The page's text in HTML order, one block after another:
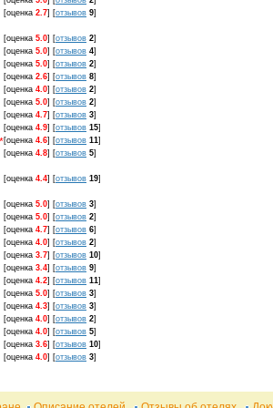
[оценка 2.7] [отзывов 9]
[оценка 5.0] [отзывов 2]
[оценка 5.0] [отзывов 4]
[оценка 5.0] [отзывов 2]
[оценка 2.6] [отзывов 8]
[оценка 4.0] [отзывов 2]
[оценка 5.0] [отзывов 2]
[оценка 4.7] [отзывов 3]
[оценка 4.9] [отзывов 15]
[оценка 4.6] [отзывов 11]
[оценка 4.8] [отзывов 5]
[оценка 4.4] [отзывов 19]
[оценка 5.0] [отзывов 3]
[оценка 5.0] [отзывов 2]
[оценка 4.7] [отзывов 6]
[оценка 4.0] [отзывов 2]
[оценка 3.7] [отзывов 10]
[оценка 3.4] [отзывов 9]
[оценка 4.2] [отзывов 11]
[оценка 5.0] [отзывов 3]
[оценка 4.3] [отзывов 3]
[оценка 4.0] [отзывов 2]
[оценка 4.0] [отзывов 5]
[оценка 3.6] [отзывов 10]
[оценка 4.0] [отзывов 3]